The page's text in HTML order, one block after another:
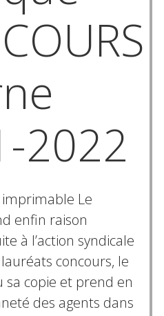
2022
imprimable Le
enfin raison
à l’action syndicale
concours, le
sa copie et prend en
des agents dans